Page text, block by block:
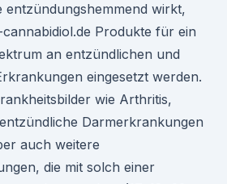
entzündungshemmend wirkt,
Produkte für ein
an entzündlichen und
eingesetzt werden.
wie Arthritis,
Darmerkrankungen
auch weitere
die mit solch einer